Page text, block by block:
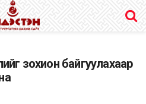
зохион байгуулахаар